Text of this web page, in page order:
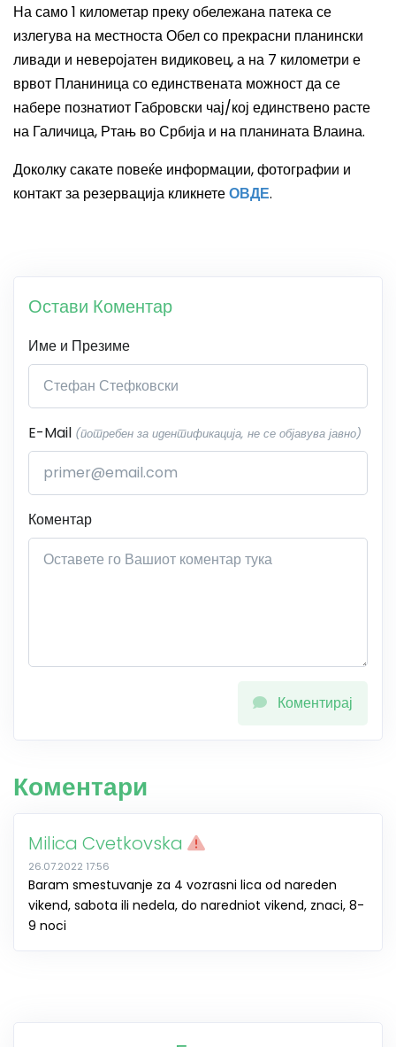
Насамо1 километар преку обележана патека се
излегува на местноста Обел со прекрасни планински
ливади и неверојатен видиковец,а на 7 километри е
врвот Планиница со единствената можност да се
набере познатиот Габровски чај/кој единствено расте
на Галичица, Ртањ во Србија и на планината Влаина.
Доколку сакате повеќе информации, фотографии и
контакт за резервација кликнетеОВДЕ.
Остави Коментар
Име и Презиме
E-Mail (потребен за идентификација, не се објавува јавно)
Коментар
Коментирај
Коментари
Milica Cvetkovska
26.07.2022 17:56
Baram smestuvanje za 4 vozrasni lica od nareden
vikend, sabota ili nedela, do naredniot vikend, znaci, 8-
9 noci